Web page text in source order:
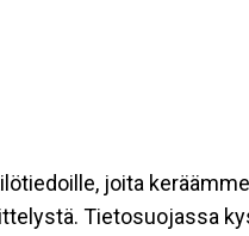
joita
Tietosuojassa